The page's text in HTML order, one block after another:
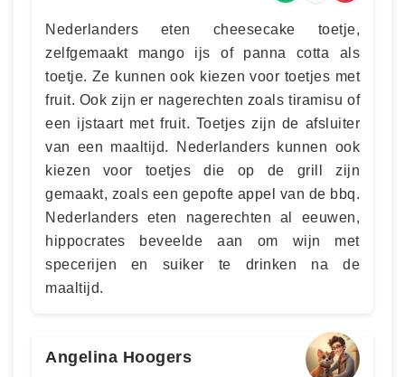
Nederlanders eten cheesecake toetje,
zelfgemaakt mango ijs of panna cotta als
toetje. Ze kunnen ook kiezen voor toetjes met
fruit. Ook zijn er nagerechten zoals tiramisu of
een ijstaart met fruit. Toetjes zijn de afsluiter
van een maaltijd. Nederlanders kunnen ook
kiezen voor toetjes die op de grill zijn
gemaakt, zoals een gepofte appel van de bbq.
Nederlanders eten nagerechten al eeuwen,
hippocrates beveelde aan om wijn met
specerijen en suiker te drinken na de
maaltijd.
Angelina Hoogers